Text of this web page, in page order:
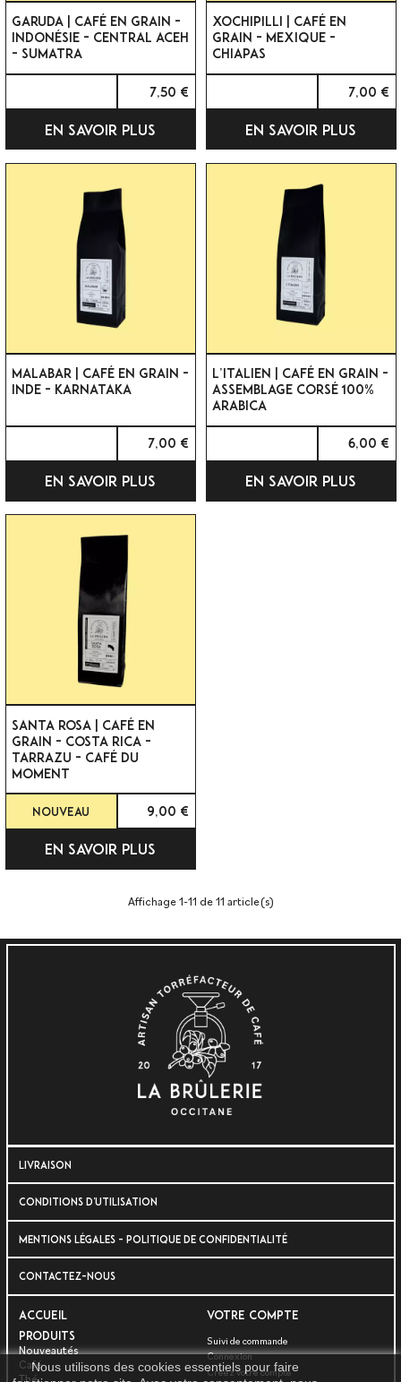
GARUDA | CAFÉ EN GRAIN -
INDONÉSIE - CENTRAL ACEH
- SUMATRA
7,50 €
EN SAVOIR PLUS
XOCHIPILLI | CAFÉ EN
GRAIN - MEXIQUE -
CHIAPAS
7,00 €
EN SAVOIR PLUS
MALABAR | CAFÉ EN GRAIN -
INDE - KARNATAKA
7,00 €
EN SAVOIR PLUS
L’ITALIEN | CAFÉ EN GRAIN -
ASSEMBLAGE CORSÉ 100%
ARABICA
6,00 €
EN SAVOIR PLUS
SANTA ROSA | CAFÉ EN
GRAIN - COSTA RICA -
TARRAZU - CAFÉ DU
MOMENT
Nouveau 9,00 €
EN SAVOIR PLUS
Affichage 1-11 de 11 article(s)
LIVRAISON
CONDITIONS D'UTILISATION
MENTIONS LÉGALES - POLITIQUE DE CONFIDENTIALITÉ
CONTACTEZ-NOUS
Nous utilisons des cookies essentiels pour faire
Accueil
Produits
Nouveautés
Café
Thé
VOTRE COMPTE
Suivi de commande
Connexion
Créez votre compte